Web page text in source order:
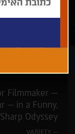
Filmmaker —
— in a Funny,
Odyssey
VARIETY